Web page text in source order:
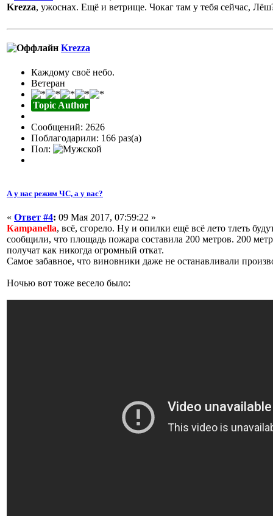
Krezza, ужоснах. Ещё и ветрище. Чокаг там у тебя сейчас,
Krezza
Каждому своё небо.
Ветеран
Topic Author
Сообщений: 2626
Поблагодарили: 166 раз(а)
Пол:
А у нас режим ЧС, а у вас?
« Ответ #4: 09 Мая 2017, 07:59:22 »
Кampanella, всё, сгорело. Ну и опилки ещё всё лето тлеть
сообщили, что площадь пожара составила 200 метров. 200
получат как никогда огромный откат.
Самое забавное, что виновники даже не останавливали
Ночью вот тоже весело было: